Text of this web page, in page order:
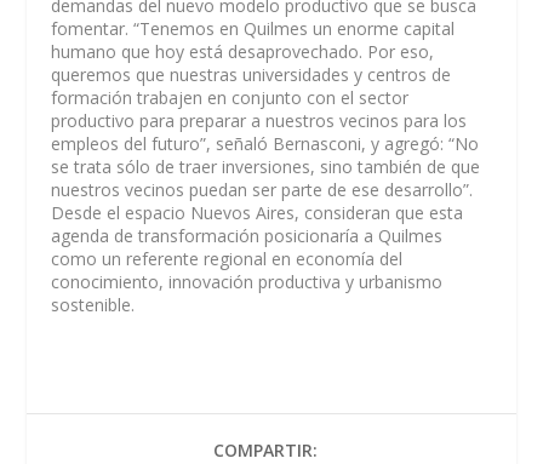
demandas del nuevo modelo productivo que se busca
fomentar. “Tenemos en Quilmes un enorme capital
humano que hoy está desaprovechado. Por eso,
queremos que nuestras universidades y centros de
formación trabajen en conjunto con el sector
productivo para preparar a nuestros vecinos para los
empleos del futuro”, señaló Bernasconi, y agregó: “No
se trata sólo de traer inversiones, sino también de que
nuestros vecinos puedan ser parte de ese desarrollo”.
Desde el espacio Nuevos Aires, consideran que esta
agenda de transformación posicionaría a Quilmes
como un referente regional en economía del
conocimiento, innovación productiva y urbanismo
sostenible.
COMPARTIR: